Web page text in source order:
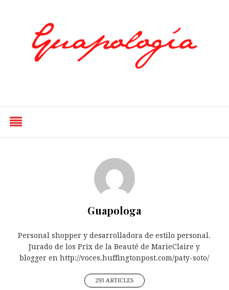
Guapologa
Personal shopper y desarrolladora de estilo personal.
Jurado de los Prix de la Beauté de MarieClaire y
blogger en http://voces.huffingtonpost.com/paty-soto/
293 ARTICLES